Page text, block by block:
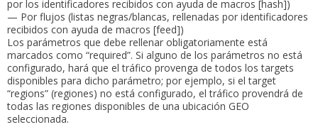
por los identificadores recibidos con ayuda de macros [hash])
— Por flujos (listas negras/blancas, rellenadas por identificadores
recibidos con ayuda de macros [feed])
Los parámetros que debe rellenar obligatoriamente está
marcados como “required”. Si alguno de los parámetros no está
configurado, hará que el tráfico provenga de todos los targets
disponibles para dicho parámetro; por ejemplo, si el target
“regions” (regiones) no está configurado, el tráfico provendrá de
todas las regiones disponibles de una ubicación GEO
seleccionada.